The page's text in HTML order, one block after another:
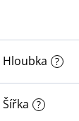
?
?